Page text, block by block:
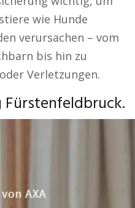
wie Hunde
verursachen – vom
bis hin zu
Verletzungen.